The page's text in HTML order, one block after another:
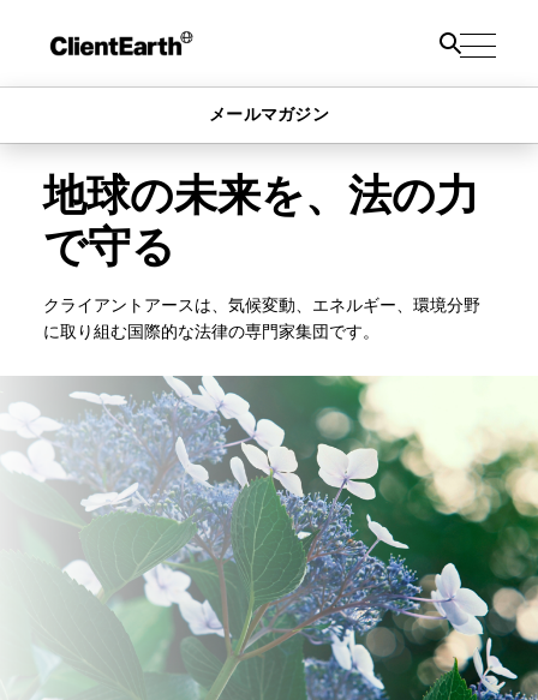
メールマガジン
地球の未来を、法の力
で守る
クライアントアースは、気候変動、エネルギー、環境分野
に取り組む国際的な法律の専門家集団です。